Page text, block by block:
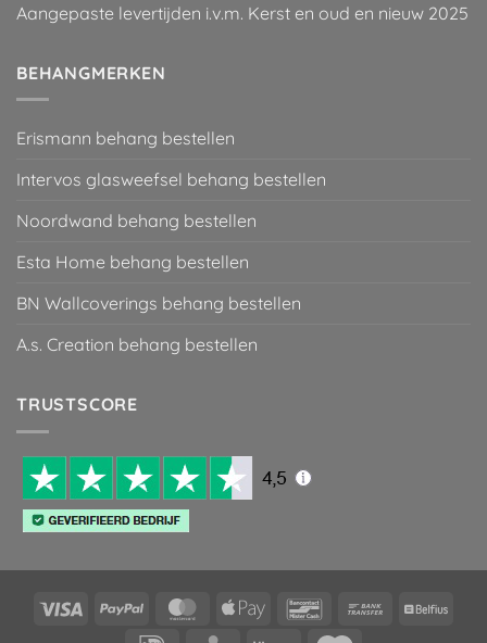
Aangepaste levertijden i.v.m. Kerst en oud en nieuw 2025
BEHANGMERKEN
Erismann behang bestellen
Intervos glasweefsel behang bestellen
Noordwand behang bestellen
Esta Home behang bestellen
BN Wallcoverings behang bestellen
A.s. Creation behang bestellen
TRUSTSCORE
Visa PayPal MasterCard
Apple
BancontactBank